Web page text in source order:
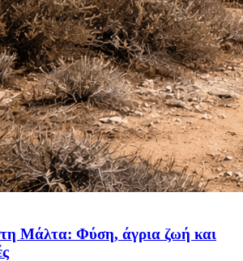
Μάλτα: Φύση, άγρια ζωή και